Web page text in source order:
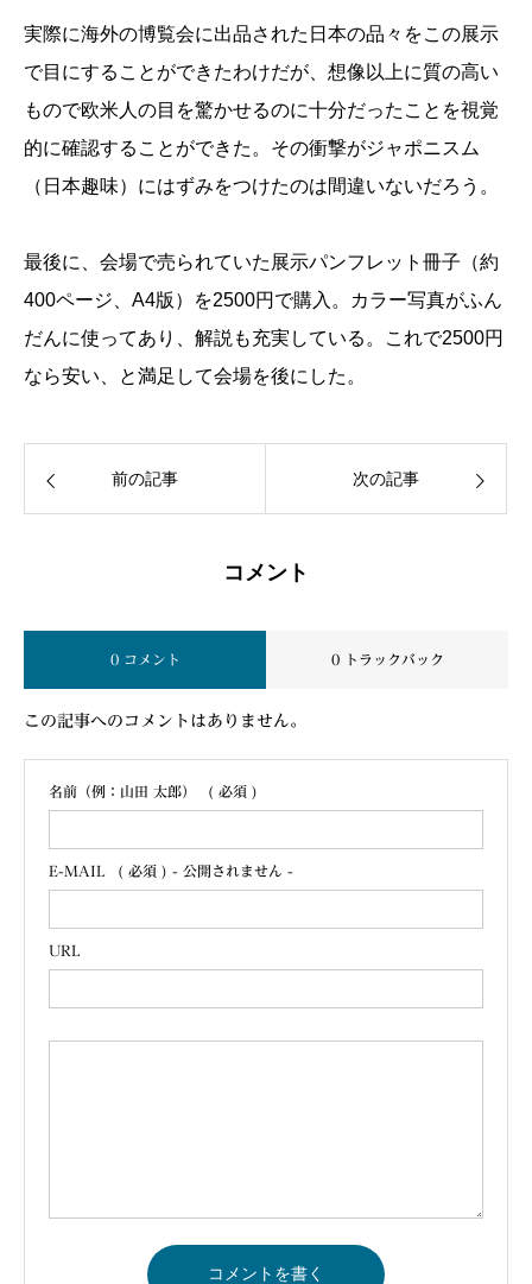
実際に海外の博覧会に出品された日本の品々をこの展示
で目にすることができたわけだが、想像以上に質の高い
もので欧米人の目を驚かせるのに十分だったことを視覚
的に確認することができた。その衝撃がジャポニスム
（日本趣味）にはずみをつけたのは間違いないだろう。
最後に、会場で売られていた展示パンフレット冊子（約
400ページ、A4版）を2500円で購入。カラー写真がふん
だんに使ってあり、解説も充実している。これで2500円
なら安い、と満足して会場を後にした。
前の記事 次の記事
コメント
0 コメント 0 トラックバック
この記事へのコメントはありません。
名前（例：山田 太郎） ( 必須 )
E-MAIL ( 必須 ) - 公開されません -
URL